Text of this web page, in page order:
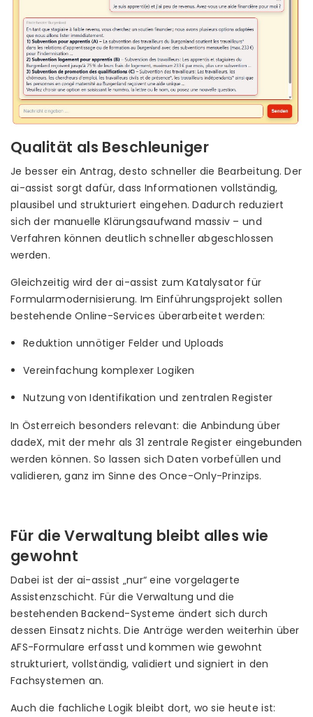
Qualität als Beschleuniger
Je besser ein Antrag, desto schneller die Bearbeitung. Der
ai-assist sorgt dafür, dass Informationen vollständig,
plausibel und strukturiert eingehen. Dadurch reduziert
sich der manuelle Klärungsaufwand massiv – und
Verfahren können deutlich schneller abgeschlossen
werden.
Gleichzeitig wird der ai-assist zum Katalysator für
Formularmodernisierung. Im Einführungsprojekt sollen
bestehende Online-Services überarbeitet werden:
Reduktion unnötiger Felder und Uploads
Vereinfachung komplexer Logiken
Nutzung von Identifikation und zentralen Register
In Österreich besonders relevant: die Anbindung über
dadeX, mit der mehr als 31 zentrale Register eingebunden
werden können. So lassen sich Daten vorbefüllen und
validieren, ganz im Sinne des Once-Only-Prinzips.
Für die Verwaltung bleibt alles wie
gewohnt
Dabei ist der ai-assist „nur“ eine vorgelagerte
Assistenzschicht. Für die Verwaltung und die
bestehenden Backend-Systeme ändert sich durch
dessen Einsatz nichts. Die Anträge werden weiterhin über
AFS-Formulare erfasst und kommen wie gewohnt
strukturiert, vollständig, validiert und signiert in den
Fachsystemen an.
Auch die fachliche Logik bleibt dort, wo sie heute ist: